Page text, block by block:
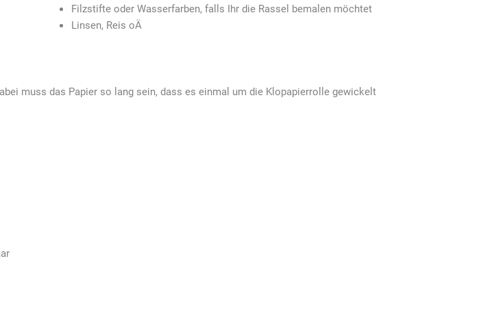
Filzstifte oder Wasserfarben, falls Ihr die Rassel bemalen möchtet
Linsen, Reis oÄ
muss das Papier so lang sein, dass es einmal um die Klopapierrolle gewickelt